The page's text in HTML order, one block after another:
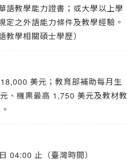
語教學能力證書；或大學以上學
定之外語能力條件及教學經驗。
教學相關碩士學歷）
美元；教育部補助每月生
、機票最高 1,750 美元及教材教
04:00 止（臺灣時間）